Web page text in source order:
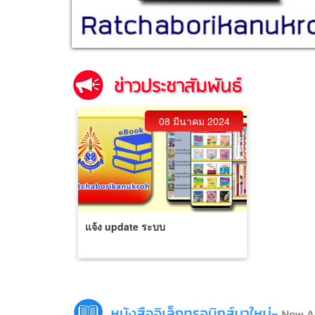
08 มีนาคม 2024
แจ้ง update ระบบ